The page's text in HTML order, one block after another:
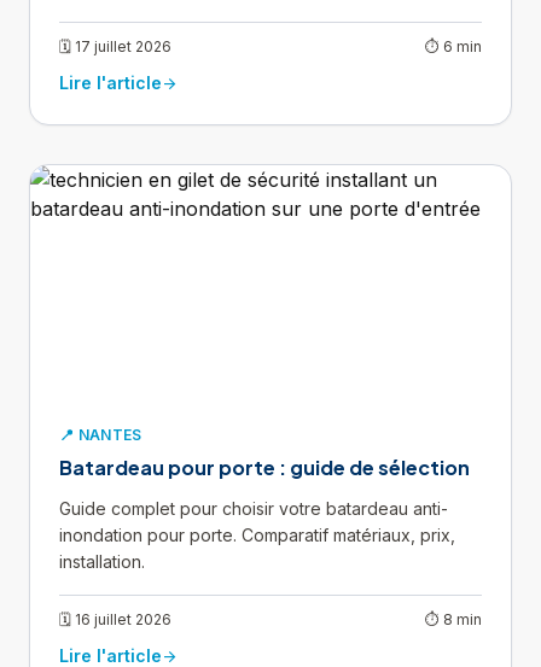
🗓 17 juillet 2026 ⏱ 6 min
Lire l'articlearrow_forward
📍 NANTES
Batardeau pour porte : guide de sélection
Guide complet pour choisir votre batardeau anti-
inondation pour porte. Comparatif matériaux, prix,
installation.
🗓 16 juillet 2026 ⏱ 8 min
Lire l'articlearrow_forward